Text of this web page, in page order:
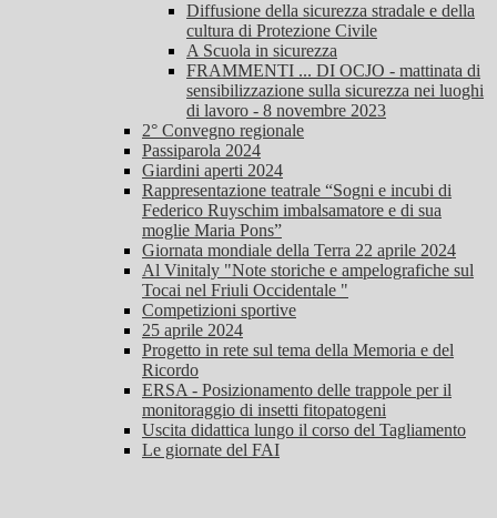
Diffusione della sicurezza stradale e della
cultura di Protezione Civile
A Scuola in sicurezza
FRAMMENTI ... DI OCJO - mattinata di
sensibilizzazione sulla sicurezza nei luoghi
di lavoro - 8 novembre 2023
2° Convegno regionale
Passiparola 2024
Giardini aperti 2024
Rappresentazione teatrale “Sogni e incubi di
Federico Ruyschim imbalsamatore e di sua
moglie Maria Pons”
Giornata mondiale della Terra 22 aprile 2024
Al Vinitaly "Note storiche e ampelografiche sul
Tocai nel Friuli Occidentale "
Competizioni sportive
25 aprile 2024
Progetto in rete sul tema della Memoria e del
Ricordo
ERSA - Posizionamento delle trappole per il
monitoraggio di insetti fitopatogeni
Uscita didattica lungo il corso del Tagliamento
Le giornate del FAI